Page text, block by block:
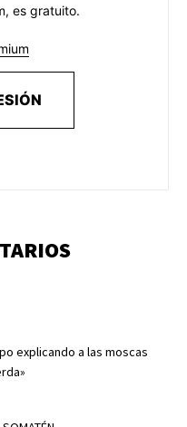
es gratuito.
explicando a las moscas